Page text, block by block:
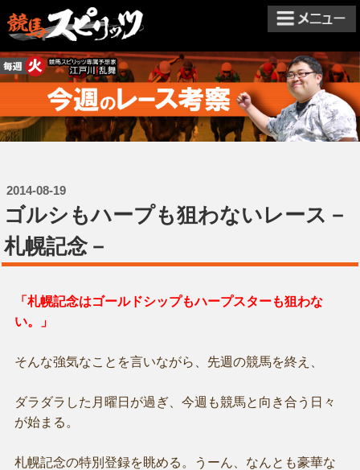
2014-08-19
ゴルシもハープも狙わないレース－
札幌記念－
「札幌記念はゴールドシップもハープスターも狙わな
い。」
そんな強気なことを言いながら、先週の競馬を終え、
ダラダラした月曜日が過ぎ、今週も競馬と向き合う日々
が始まる。
札幌記念の特別登録を眺める。うーん、なんとも豪華な